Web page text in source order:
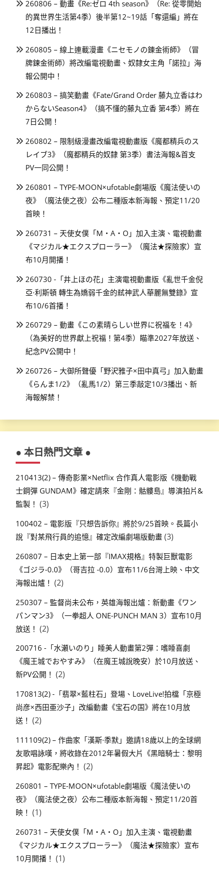
260806 – 動畫《Re:ゼロ 4th season》（Re: 從零開始
的異世界生活第4季）後半第12~19話「奪還編」將在
12日播出！
260805 – 線上連載漫畫《ニセモノの錬金術師》（冒
牌鍊金術師）將改編電視動畫、奴隸女主角「諾拉」海
報公開中！
260803 – 搞笑動畫《Fate/Grand Order 藤丸立香はわ
からないSeason4》（搞不懂的藤丸立香 第4季）將在
7日公開！
260802 – 限制級漫畫改編電視動畫版《魔都精兵のス
レイブ3》（魔都精兵的奴隸 第3季）書法海報&首支
PV一同公開！
260801 – TYPE-MOON×ufotable劇場版《魔法使いの
夜》（魔法使之夜）公布二種版本新海報、預定11/20
首映！
260731 – 天使女僕「M・A・O」加入主演、電視動畫
《マジカル★エクスプローラー》（魔法★探險家）宣
布10月開播！
260730 -「井上ほの花」主演電視動畫版《亂世千金倪
亞·利斯頓 轉生為嬌弱千金的弒神武人華麗無雙錄》宣
布10/6首播！
260729 – 動畫《この素晴らしい世界に祝福を！4》
（為美好的世界獻上祝福！第4季）瞄準2027年放送、
紀念PV公開中！
260726 – 大御所聲優「野沢雅子×田中真弓」加入動畫
《らんま1/2》（亂馬1/2）第三季敲定10/3播出、新
海報解禁！
● 本日熱門文章 ●
210413(2) – 傳奇影業×Netflix 合作真人電影版《機動戰
士鋼彈 GUNDAM》確定請來『金剛：骷髏島』導演拍片&
監製！ (3)
100402 – 電影版『只想告訴你』將於9/25首映。長篇小
說『對某飛行員的追憶』確定改編劇場版動畫 (3)
260807 – 日本史上第一部『IMAX規格』特製巨獸電影
《ゴジラ-0.0》（哥吉拉 -0.0）宣布11/6台灣上映、中文
海報出爐！ (2)
250307 – 監督尚未公布，英雄海報出爐：新動畫《ワン
パンマン3》（一拳超人 ONE-PUNCH MAN 3）宣布10月
放送！ (2)
200716 -「水瀬いのり」睡美人動畫第2彈：嗜睡喜劇
《魔王城でおやすみ》（在魔王城說晚安）於10月放送、
新PV公開！ (2)
170813(2) -「翡翠×藍柱石」登場、LoveLive!拍檔「京極
尚彦×西田亜沙子」改編動畫《宝石の国》將在10月放
送！ (2)
111109(2) – 作曲家「漢斯·季默」邀請18歲以上的全球網
友歌唱詠嘆，將收錄在2012年暑假大片《黑暗騎士：黎明
昇起》電影配樂內！ (2)
260801 – TYPE-MOON×ufotable劇場版《魔法使いの
夜》（魔法使之夜）公布二種版本新海報、預定11/20首
映！ (1)
260731 – 天使女僕「M・A・O」加入主演、電視動畫
《マジカル★エクスプローラー》（魔法★探險家）宣布
10月開播！ (1)